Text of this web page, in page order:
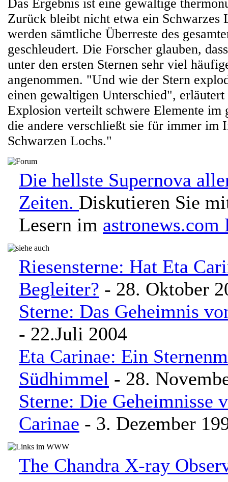
Das Ergebnis ist eine gewaltige
Zurück bleibt nicht etwa ein Schwarzes
werden sämtliche Überreste des
geschleudert. Die Forscher glauben,
unter den ersten Sternen sehr viel
angenommen. "Und wie der Stern
einen gewaltigen Unterschied",
Explosion verteilt schwere Elemente im
die andere verschließt sie für immer im
Schwarzen Lochs."
Die hellste Supernova
Zeiten. Diskutieren Sie
Lesern im astronews.com
Riesensterne: Hat Eta
Begleiter? - 28. Oktober
Sterne: Das Geheimnis
- 22.Juli 2004
Eta Carinae: Ein
Südhimmel - 28.
Sterne: Die Geheimnisse
Carinae - 3. Dezember
The Chandra X-ray